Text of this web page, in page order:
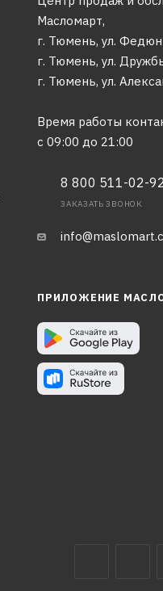
Масломарт,
г. Тюмень, ул.
г. Тюмень, ул.
г. Тюмень, ул.
Время работы
с 09:00 до 21:00
8 800 511-02-92
ЗАКАЗАТЬ ЗВОНОК
ПРИЛОЖЕНИЕ